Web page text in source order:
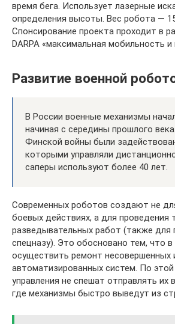
время бега. Использует лазерные
определения высоты. Вес робота —
Спонсирование проекта проходит в
DARPA «максимальная мобильность и
Развитие военной
В России военные механизмы
начиная с середины прошлого
Финской войны были
которыми управляли
саперы используют более 40 лет.
Современных роботов создают не
боевых действиях, а для проведения
разведывательных работ (также
спецназу). Это обосновано тем, что
осуществить ремонт несовершенных
автоматизированных систем. По этой
управления не спешат отправлять их
где механизмы быстро выведут из